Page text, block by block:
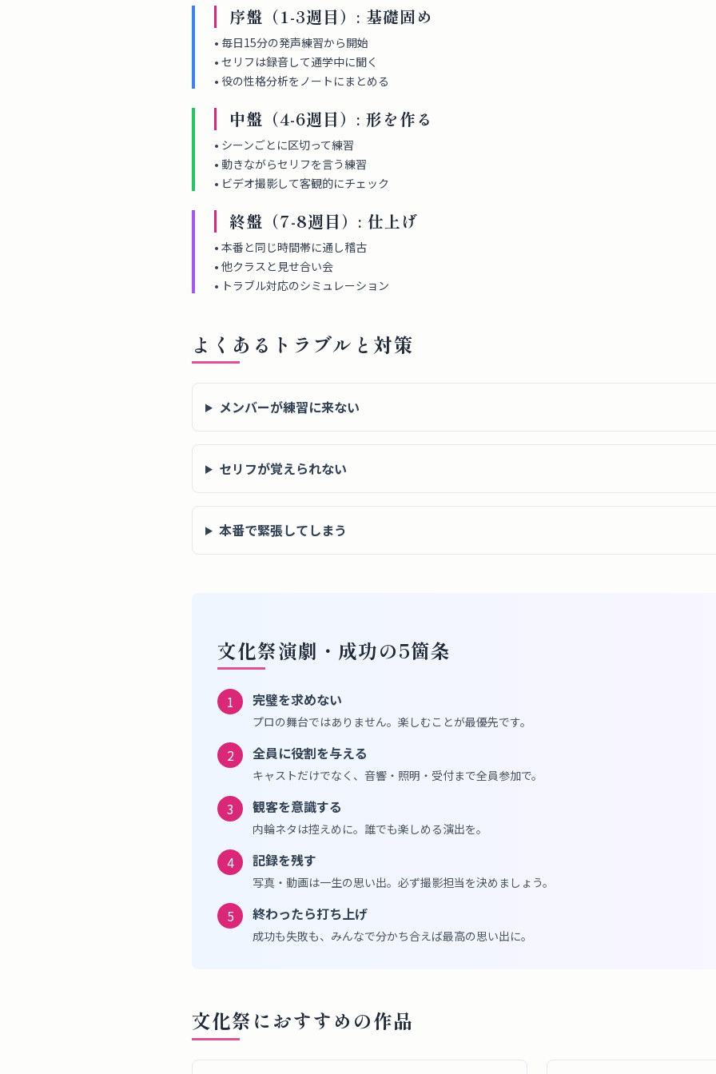
序盤（1-3週目）: 基礎固め
• 毎日15分の発声練習から開始
• セリフは録音して通学中に聞く
• 役の性格分析をノートにまとめる
中盤（4-6週目）: 形を作る
• シーンごとに区切って練習
• 動きながらセリフを言う練習
• ビデオ撮影して客観的にチェック
終盤（7-8週目）: 仕上げ
• 本番と同じ時間帯に通し稽古
• 他クラスと見せ合い会
• トラブル対応のシミュレーション
よくあるトラブルと対策
メンバーが練習に来ない
セリフが覚えられない
本番で緊張してしまう
文化祭演劇・成功の5箇条
1 完璧を求めない
プロの舞台ではありません。楽しむことが最優先です。
2 全員に役割を与える
キャストだけでなく、音響・照明・受付まで全員参加で。
3 観客を意識する
内輪ネタは控えめに。誰でも楽しめる演出を。
4 記録を残す
写真・動画は一生の思い出。必ず撮影担当を決めましょう。
5 終わったら打ち上げ
成功も失敗も、みんなで分かち合えば最高の思い出に。
文化祭におすすめの作品